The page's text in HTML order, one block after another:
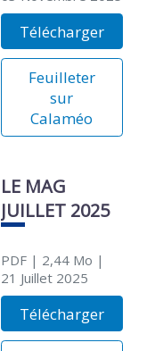
Télécharger
Feuilleter
sur
Calaméo
LE MAG
JUILLET 2025
PDF| 2,44 Mo |
21 Juillet 2025
Télécharger